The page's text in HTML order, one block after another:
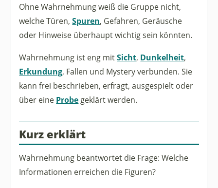
Ohne Wahrnehmung weiß die Gruppe nicht,
welche Türen,Spuren, Gefahren, Geräusche
oder Hinweise überhaupt wichtig sein könnten.
Wahrnehmung ist eng mitSicht, Dunkelheit,
Erkundung, Fallen und Mystery verbunden. Sie
kann frei beschrieben, erfragt, ausgespielt oder
über eine Probe geklärt werden.
Kurz erklärt
Wahrnehmung beantwortet die Frage: Welche
Informationen erreichen die Figuren?